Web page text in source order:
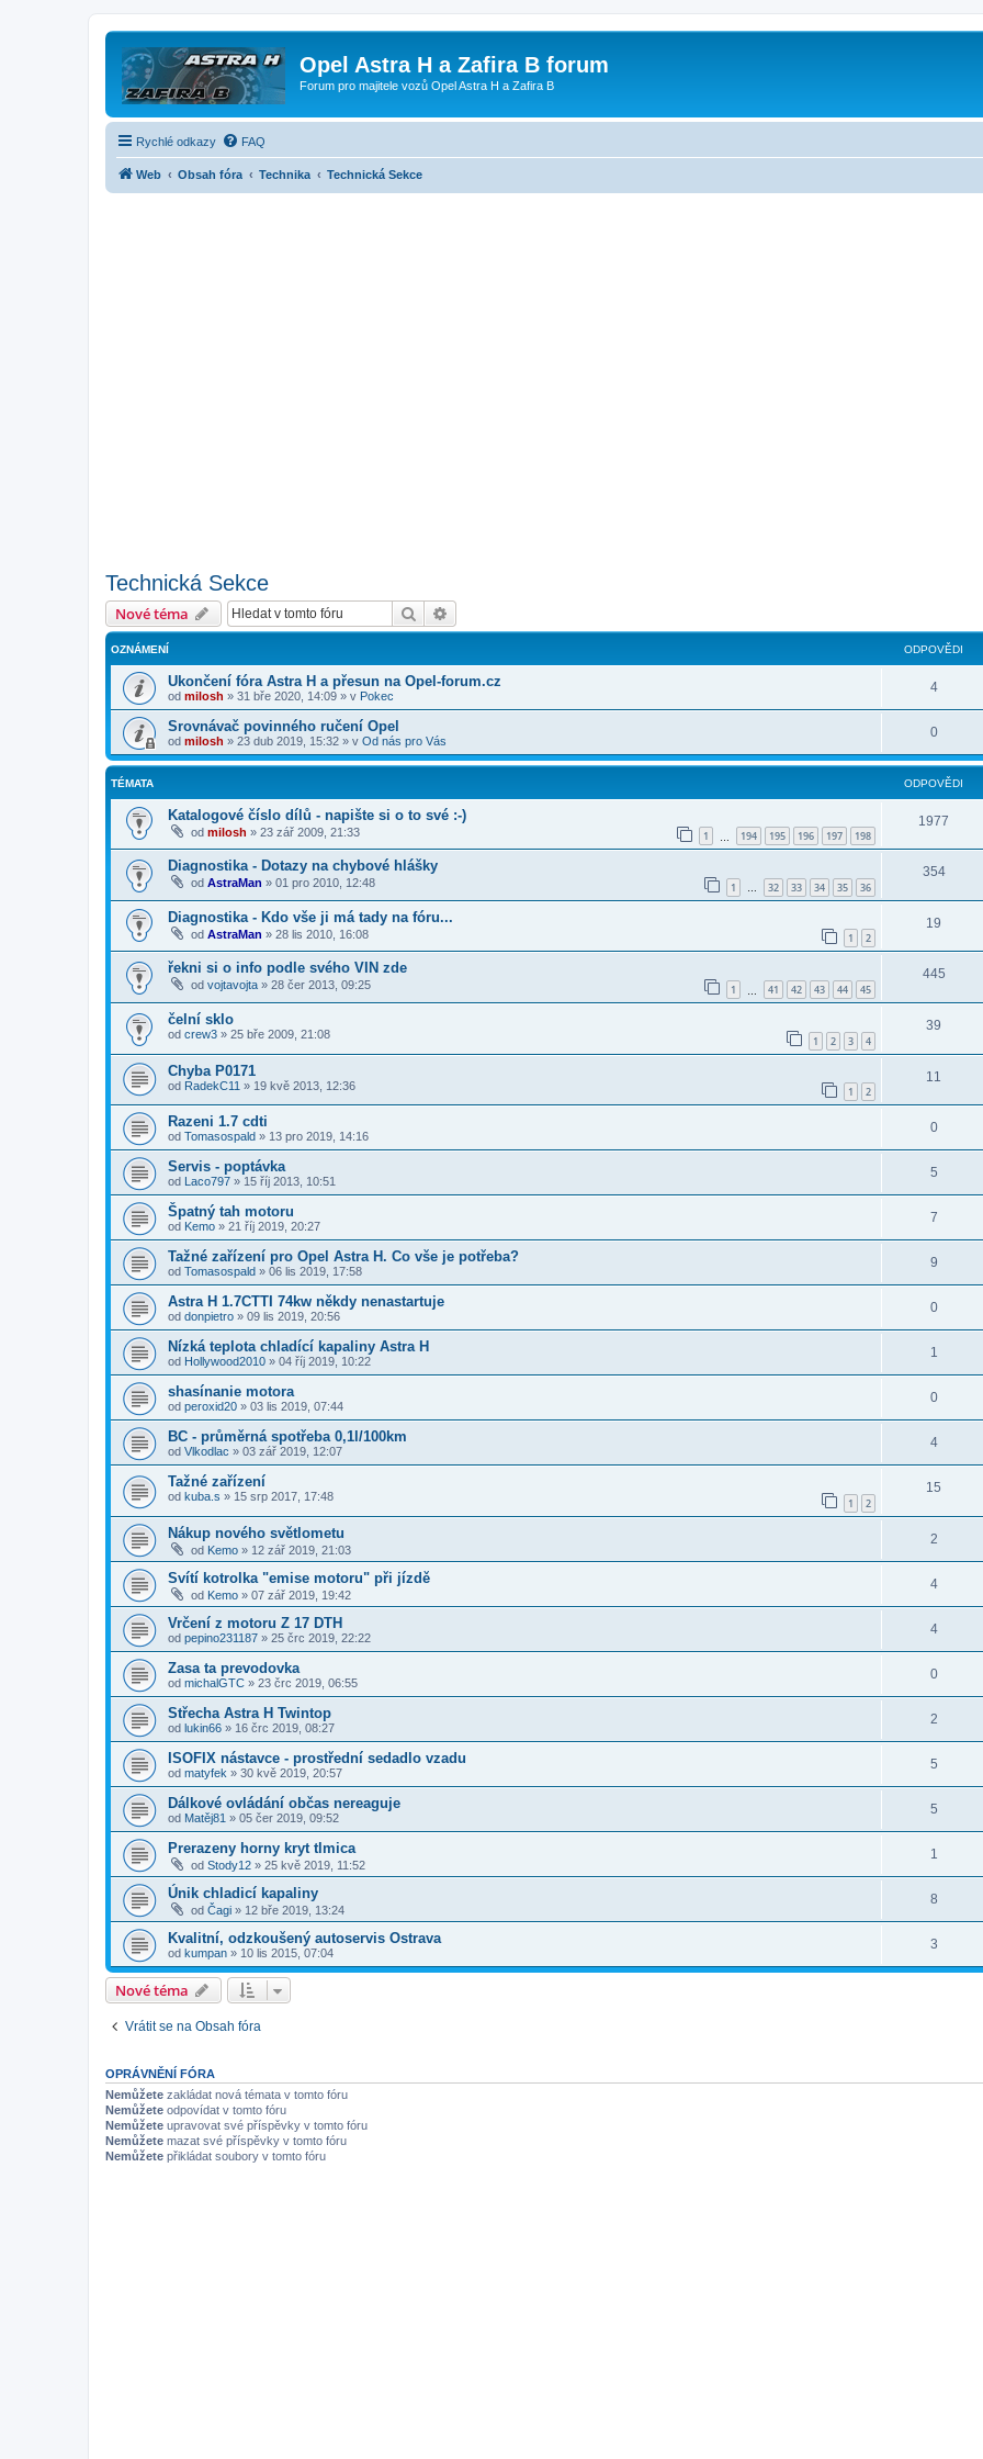
Opel Astra H a Zafira B forum
Forum pro majitele vozů Opel Astra H a Zafira B
Rychlé odkazy FAQ
Web Obsah fóra Technika Technická Sekce
Technická Sekce
Nové téma Hledat
OZNÁMENÍ ODPOVĚDI
Ukončení fóra Astra H a přesun na Opel-forum.cz
od milosh » 31 bře 2020, 14:09 » v Pokec
4
Srovnávač povinného ručení Opel
od milosh » 23 dub 2019, 15:32 » v Od nás pro Vás
0
TÉMATA ODPOVĚDI
Katalogové číslo dílů - napište si o to své :-)
od milosh » 23 zář 2009, 21:33 1 194 195 196 197 198
1977
Diagnostika - Dotazy na chybové hlášky
od AstraMan » 01 pro 2010, 12:48 1 … 32 33 34 35 36
354
Diagnostika - Kdo vše ji má tady na fóru...
od AstraMan » 28 lis 2010, 16:08 1 2
19
řekni si o info podle svého VIN zde
od vojtavojta » 28 čer 2013, 09:25 1 41 42 43 44 45
445
čelní sklo
od crew3 » 25 bře 2009, 21:08 1 2 3 4
39
Chyba P0171
od RadekC11 » 19 kvě 2013, 12:36 1 2
11
Razeni 1.7 cdti
od Tomasospald » 13 pro 2019, 14:16
0
Servis - poptávka
od Laco797 » 15 říj 2013, 10:51
5
Špatný tah motoru
od Kemo » 21 říj 2019, 20:27
7
Tažné zařízení pro Opel Astra H. Co vše je potřeba?
od Tomasospald » 06 lis 2019, 17:58
9
Astra H 1.7CTTI 74kw někdy nenastartuje
od donpietro » 09 lis 2019, 20:56
0
Nízká teplota chladící kapaliny Astra H
od Hollywood2010 » 04 říj 2019, 10:22
1
shasínanie motora
od peroxid20 » 03 lis 2019, 07:44
0
BC - průměrná spotřeba 0,1l/100km
od Vlkodlac » 03 zář 2019, 12:07
4
Tažné zařízení
od kuba.s » 15 srp 2017, 17:48 1 2
15
Nákup nového světlometu
od Kemo » 12 zář 2019, 21:03
2
Svítí kotrolka "emise motoru" při jízdě
od Kemo » 07 zář 2019, 19:42
4
Vrčení z motoru Z 17 DTH
od pepino231187 » 25 črc 2019, 22:22
4
Zasa ta prevodovka
od michalGTC » 23 črc 2019, 06:55
0
Střecha Astra H Twintop
od lukin66 » 16 črc 2019, 08:27
2
ISOFIX nástavce - prostřední sedadlo vzadu
od matyfek » 30 kvě 2019, 20:57
5
Dálkové ovládání občas nereaguje
od Matěj81 » 05 čer 2019, 09:52
5
Prerazeny horny kryt tlmica
od Stody12 » 25 kvě 2019, 11:52
1
Únik chladicí kapaliny
od Čagi » 12 bře 2019, 13:24
8
Kvalitní, odzkoušený autoservis Ostrava
od kumpan » 10 lis 2015, 07:04
3
Nové téma
Vrátit se na Obsah fóra
OPRÁVNĚNÍ FÓRA
Nemůžete zakládat nová témata v tomto fóru
Nemůžete odpovídat v tomto fóru
Nemůžete upravovat své příspěvky v tomto fóru
Nemůžete mazat své příspěvky v tomto fóru
Nemůžete přikládat soubory v tomto fóru